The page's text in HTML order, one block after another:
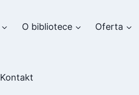
O bibliotece Oferta
Kontakt